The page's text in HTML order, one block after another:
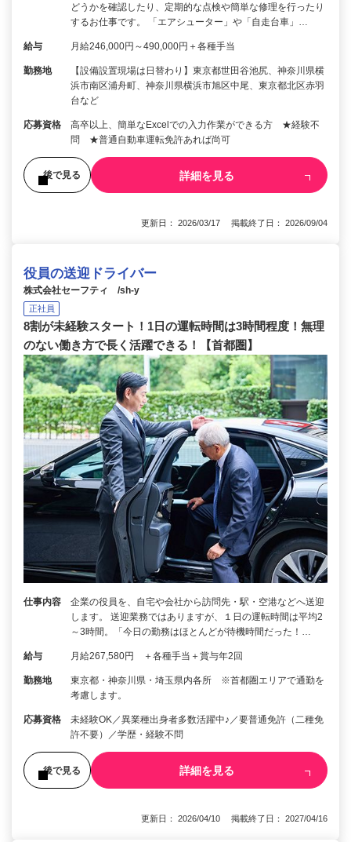
どうかを確認したり、定期的な点検や簡単な修理を行ったり
するお仕事です。 「エアシューター」や「自走台車」…
給与 月給246,000円～490,000円＋各種手当
勤務地
【設備設置現場は日替わり】東京都世田谷池尻、神奈川県横
浜市南区浦舟町、神奈川県横浜市旭区中尾、東京都北区赤羽
台など
応募資格
高卒以上、簡単なExcelでの入力作業ができる方 ★経験不
問 ★普通自動車運転免許あれば尚可
後で見る 詳細を見る
更新日： 2026/03/17 掲載終了日： 2026/09/04
役員の送迎ドライバー
株式会社セーフティ /sh-y
正社員
8割が未経験スタート！1日の運転時間は3時間程度！無理
のない働き方で長く活躍できる！【首都圏】
仕事内容
企業の役員を、自宅や会社から訪問先・駅・空港などへ送迎
します。 送迎業務ではありますが、１日の運転時間は平均2
～3時間。「今日の勤務はほとんどが待機時間だった！…
給与 月給267,580円 ＋各種手当＋賞与年2回
勤務地
東京都・神奈川県・埼玉県内各所 ※首都圏エリアで通勤を
考慮します。
応募資格
未経験OK／異業種出身者多数活躍中♪／要普通免許（二種免
許不要）／学歴・経験不問
後で見る 詳細を見る
更新日： 2026/04/10 掲載終了日： 2027/04/16